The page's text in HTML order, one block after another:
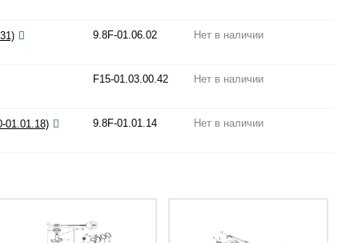
9.8F-01.06.02 Нет в наличии
F15-01.03.00.42 Нет в наличии
01.01.18)
9.8F-01.01.14 Нет в наличии